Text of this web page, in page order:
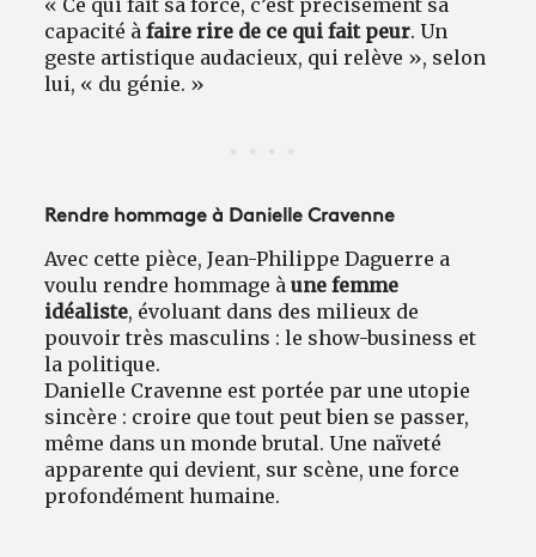
« Ce qui fait sa force, c’est précisément sa
capacité àfaire rire de ce qui fait peur. Un
geste artistique audacieux, qui relève », selon
lui, « du génie. »
Rendre hommage à Danielle Cravenne
Avec cette pièce, Jean-Philippe Daguerre a
voulu rendre hommage àune femme
idéaliste, évoluant dans des milieux de
pouvoir très masculins : le show-business et
la politique.
Danielle Cravenne est portée par une utopie
sincère : croire que tout peut bien se passer,
même dans un monde brutal. Une naïveté
apparente qui devient, sur scène, une force
profondément humaine.